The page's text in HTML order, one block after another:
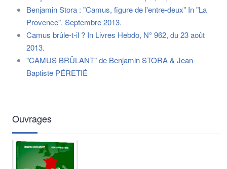
Benjamin Stora : "Camus, figure de l'entre-deux" In "La
Provence". Septembre 2013.
Camus brûle-t-il ? In Livres Hebdo, N° 962, du 23 août
2013.
"CAMUS BRÛLANT" de Benjamin STORA & Jean-
Baptiste PÉRETIÉ
Ouvrages